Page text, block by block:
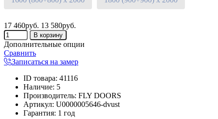
17 460руб. 13 580руб.
Дополнительные опции
Сравнить
Записаться на замер
ID товара: 41116
Наличие: 5
Производитель: FLY DOORS
Артикул: U0000005646-dvust
Гарантия: 1 год